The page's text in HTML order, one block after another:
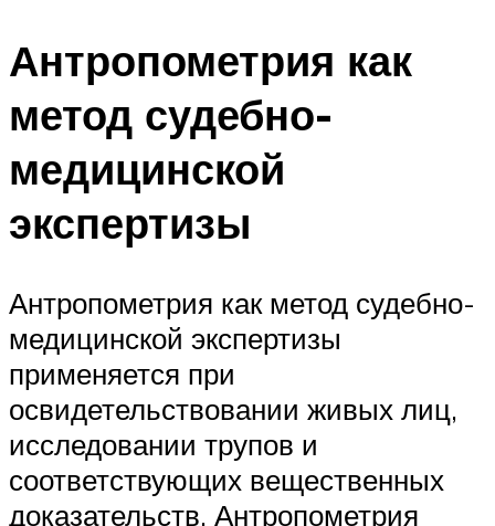
Антропометрия как
метод судебно-
медицинской
экспертизы
Антропометрия как метод судебно-
медицинской экспертизы
применяется при
освидетельствовании живых лиц,
исследовании трупов и
соответствующих вещественных
доказательств. Антропометрия